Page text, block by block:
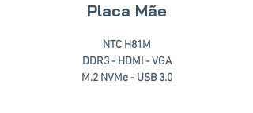
Placa Mãe
NTC H81M
DDR3 - HDMI - VGA
M.2 NVMe - USB 3.0